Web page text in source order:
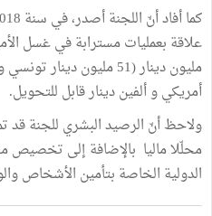
أمريكي و ألفين دينار قابل للتحويل.
محلّلا ماليا بالإضافة إلى تخصيص
الدولية الخاصة بتأمين الأشخاص